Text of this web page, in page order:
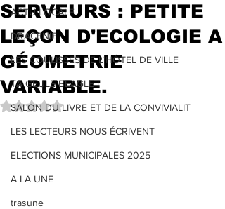
ACTU LOCALE
DRACENIE
LES COULISSES DE L'HÔTEL DE VILLE
TA GEULE BEAGLE !
SALON DU LIVRE ET DE LA CONVIVIALIT
LES LECTEURS NOUS ÉCRIVENT
ELECTIONS MUNICIPALES 2025
A LA UNE
trasune
SERVEURS : PETITE
LEÇON D'ECOLOGIE A
GÉOMETRIE
VARIABLE.
Noté NaN étoiles sur 5.